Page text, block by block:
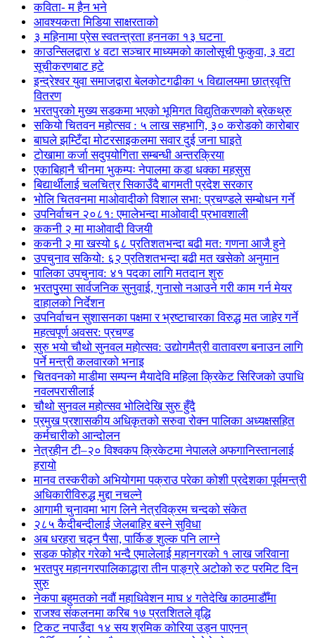
कविता- म हैन भने
आवश्यकता मिडिया साक्षरताको
३ महिनामा प्रेस स्वतन्त्रता हननका १३ घटना
काउन्सिलद्वारा ४ वटा सञ्चार माध्यमको कालोसूची फुकुवा, ३ वटा
सूचीकरणबाट हटे
इन्द्रेश्वर युवा समाजद्वारा बेलकोटगढीका ५ विद्यालयमा छात्रवृत्ति
वितरण
भरतपुरको मुख्य सडकमा भएको भूमिगत विद्युतिकरणको ब्रेकथ्रु
सकियो चितवन महोत्सव : ५ लाख सहभागि, ३० करोडको कारोबार
बाघले झम्टिँदा मोटरसाइकलमा सवार दुई जना घाइते
टोखामा कर्जा सदुपयोगिता सम्बन्धी अन्तरक्रिया
एकाबिहानै चीनमा भुकम्पः नेपालमा कडा धक्का महसुस
बिद्यार्थीलाई चलचित्र सिकाउँदै बागमती प्रदेश सरकार
भोलि चितवनमा माओवादीको विशाल सभा: प्रचण्डले सम्बोधन गर्ने
उपनिर्वाचन २०८१: एमालेभन्दा माओवादी प्रभावशाली
ककनी २ मा माओवादी विजयी
ककनी २ मा खस्यो ६८ प्रतिशतभन्दा बढी मत: गणना आजै हुने
उपचुनाव सकियो: ६२ प्रतिशतभन्दा बढी मत खसेको अनुमान
पालिका उपचुनाव: ४१ पदका लागि मतदान शुरु
भरतपुुरमा सार्वजनिक सुनुवाई, गुनासो नआउने गरी काम गर्न मेयर
दाहालको निर्देशन
उपनिर्वाचन सुशासनका पक्षमा र भ्रष्टाचारका विरुद्ध मत जाहेर गर्ने
महत्वपूर्ण अवसर: प्रचण्ड
सुरु भयो चौथो सुनवल महोत्सव: उद्योगमैत्री वातावरण बनाउन लागि
पर्ने मन्त्री कलवारको भनाइ
चितवनको माडीमा सम्पन्न मैयादेवि महिला क्रिकेट सिरिजको उपाधि
नवलपरासीलाई
चौथो सुनवल महोत्सव भोलिदेखि सुरु हुँदै
प्रमुख प्रशासकीय अधिकृतको सरुवा रोक्न पालिका अध्यक्षसहित
कर्मचारीको आन्दोलन
नेत्रहीन टी–२० विश्वकप क्रिकेटमा नेपालले अफगानिस्तानलाई
हरायो
मानव तस्करीको अभियोगमा पक्राउ परेका कोशी प्रदेशका पूर्वमन्त्री
अधिकारीविरुद्ध मुद्दा नचल्ने
आगामी चुनावमा भाग लिने नेत्रविक्रम चन्दको संकेत
२८५ कैदीबन्दीलाई जेलबाहिर बस्ने सुविधा
अब धरहरा चढ्न पैसा, पार्किङ शुल्क पनि लाग्ने
सडक फोहोर गरेको भन्दै एमालेलाई महानगरको १ लाख जरिवाना
भरतपुर महानगरपालिकाद्धारा तीन पाङ्ग्रे अटोको रुट परमिट दिन
सुरु
नेकपा बहुमतको नवौं महाधिवेशन माघ ४ गतेदेखि काठमाडौँमा
राजश्व संकलनमा करिब १७ प्रतशितले वृद्धि
टिकट नपाउँदा १४ सय श्रमिक कोरिया उड्न पाएनन्